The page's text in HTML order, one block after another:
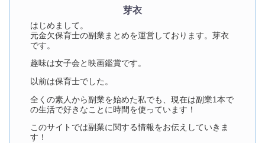
芽衣
はじめまして。
元金欠保育士の副業まとめを運営しております。芽衣
です。
趣味は女子会と映画鑑賞です。
以前は保育士でした。
全くの素人から副業を始めた私でも、現在は副業1本で
の生活で好きなことに時間を使っています！
このサイトでは副業に関する情報をお伝えしていきま
す！